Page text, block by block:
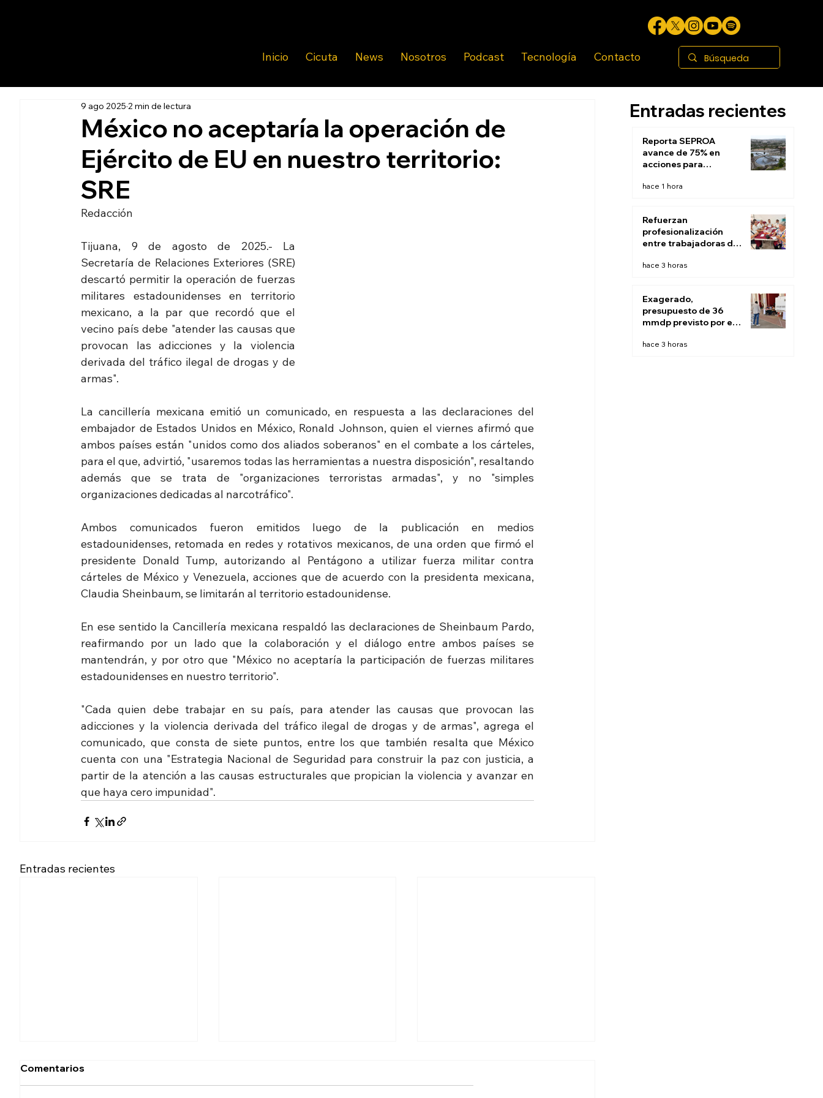
Inicio Cicuta News Nosotros Podcast Tecnología Contacto
México no aceptaría la operación de
Ejército de EU en nuestro territorio:
SRE
9 ago 2025 2 min de lectura
Redacción
Tijuana, 9 de agosto de 2025.- La
Secretaría de Relaciones Exteriores (SRE)
descartó permitir la operación de fuerzas
militares estadounidenses en territorio
mexicano, a la par que recordó que el
vecino país debe "atender las causas que
provocan las adicciones y la violencia
derivada del tráfico ilegal de drogas y de
armas".
La cancillería mexicana emitió un comunicado, en respuesta a las declaraciones del
embajador de Estados Unidos en México, Ronald Johnson, quien el viernes afirmó que
ambos países están "unidos como dos aliados soberanos" en el combate a los cárteles,
para el que, advirtió, "usaremos todas las herramientas a nuestra disposición", resaltando
además que se trata de "organizaciones terroristas armadas", y no "simples
organizaciones dedicadas al narcotráfico".
Ambos comunicados fueron emitidos luego de la publicación en medios
estadounidenses, retomada en redes y rotativos mexicanos, de una orden que firmó el
presidente Donald Tump, autorizando al Pentágono a utilizar fuerza militar contra
cárteles de México y Venezuela, acciones que de acuerdo con la presidenta mexicana,
Claudia Sheinbaum, se limitarán al territorio estadounidense.
En ese sentido la Cancillería mexicana respaldó las declaraciones de Sheinbaum Pardo,
reafirmando por un lado que la colaboración y el diálogo entre ambos países se
mantendrán, y por otro que "México no aceptaría la participación de fuerzas militares
estadounidenses en nuestro territorio".
"Cada quien debe trabajar en su país, para atender las causas que provocan las
adicciones y la violencia derivada del tráfico ilegal de drogas y de armas", agrega el
comunicado, que consta de siete puntos, entre los que también resalta que México
cuenta con una "Estrategia Nacional de Seguridad para construir la paz con justicia, a
partir de la atención a las causas estructurales que propician la violencia y avanzar en
que haya cero impunidad".
Entradas recientes
Comentarios
Entradas recientes
Reporta SEPROA
avance de 75% en
acciones para
aguas residuales de
hace 1 hora
Refuerzan
profesionalización
entre trabajadoras de
del DIF Tijuana
hace 3 horas
Exagerado,
presupuesto de 36
mmdp previsto por el
Sheinbaum
hace 3 horas